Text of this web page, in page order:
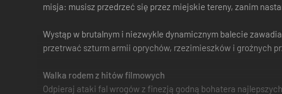
misja: musisz przedrzeć się przez miejskie tereny, zanim
Wystąp w brutalnym i niezwykle dynamicznym balecie
przetrwać szturm armii oprychów, rzezimieszków i groźnych
Walka rodem z hitów filmowych
Odpieraj ataki fal wrogów z finezją godną bohatera